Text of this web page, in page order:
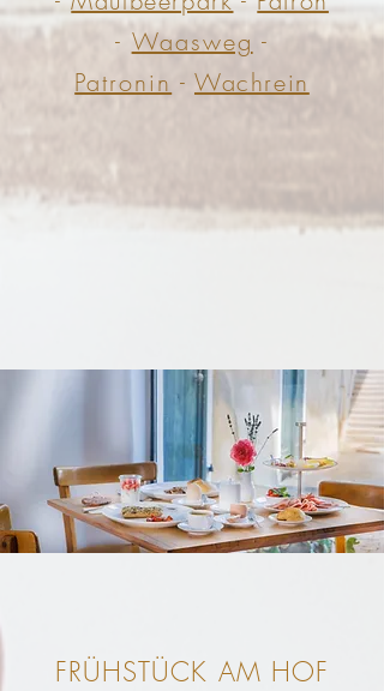
- Waasweg -
Patronin - Wachrein
FRÜHSTÜCK AM HOF